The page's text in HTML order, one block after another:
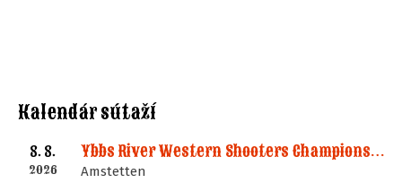
Kalendár sútaží
8. 8.
2026
Ybbs River Western Shooters Championship 2026 + LM
Amstetten